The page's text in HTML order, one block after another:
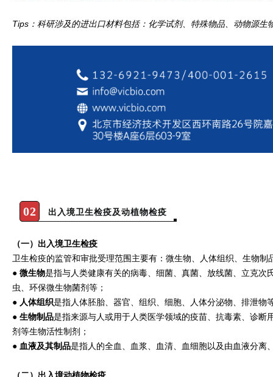
Tips：科研涉及的进出口材料包括：化学试剂、特殊物品、动物源生
02 出入境卫生检疫及动植物检疫
（一）出入境卫生检疫
卫生检疫的监管和审批受理范围主要有：微生物、人体组织、生物制
● 微生物是指与人类健康有关的病毒、细菌、真菌、放线菌、立克
虫、环保微生物菌剂等；
● 人体组织是指人体胚胎、器官、组织、细胞、人体分泌物、排泄物
● 生物制品是指来源与人或用于人类医学领域的疫苗、抗毒素、诊
剂等生物活性制剂；
● 血液及其制品是指人的全血、血浆、血清、血细胞以及由血液分